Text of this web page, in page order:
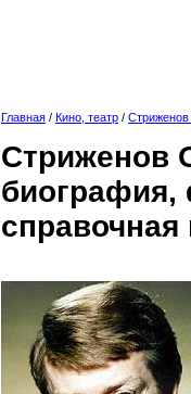
Главная / Кино, театр /
Стриженов
биография,